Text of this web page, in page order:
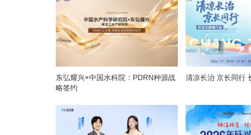
东弘耀兴×中国水科院：PDRN种源战
略签约
清凉长治 京长同行